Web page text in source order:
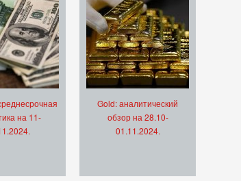
на 11-
Gold: аналитический
обзор на 28.10-
01.11.2024.